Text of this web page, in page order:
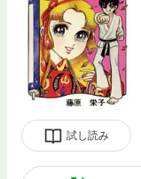
試し読み